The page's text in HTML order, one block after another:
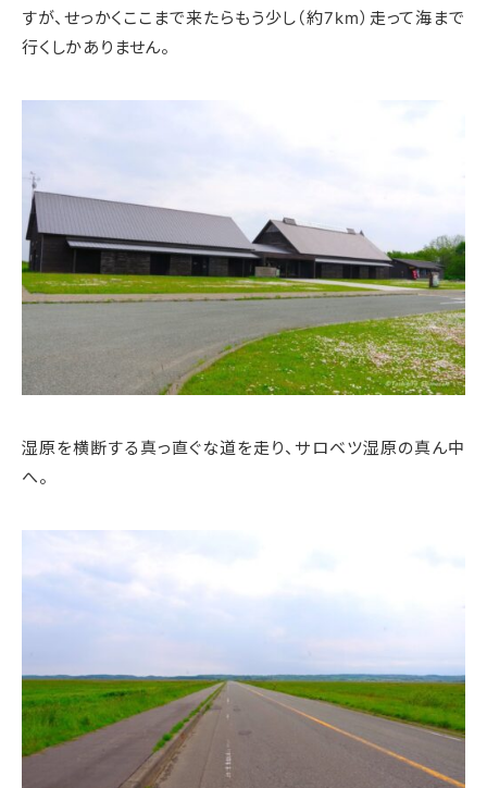
すが、せっかくここまで来たらもう少し（約7km）走って海まで
行くしかありません。
湿原を横断する真っ直ぐな道を走り、サロベツ湿原の真ん中
へ。